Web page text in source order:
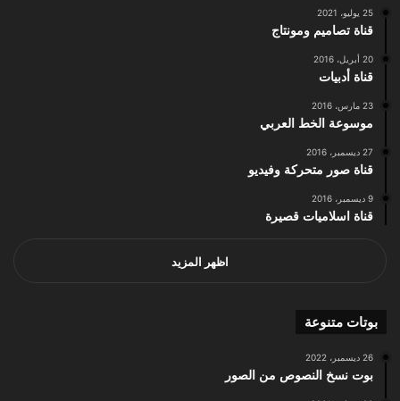
25 يوليو، 2021
قناة تصاميم ومونتاج
20 أبريل، 2016
قناة أدبيات
23 مارس، 2016
موسوعة الخط العربي
27 ديسمبر، 2016
قناة صور متحركة وفيديو
9 ديسمبر، 2016
قناة اسلاميات قصيرة
اظهر المزيد
بوتات متنوعة
26 ديسمبر، 2022
بوت نسخ النصوص من الصور